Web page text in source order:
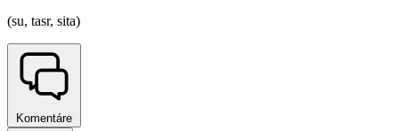
(su, tasr, sita)
Komentáre